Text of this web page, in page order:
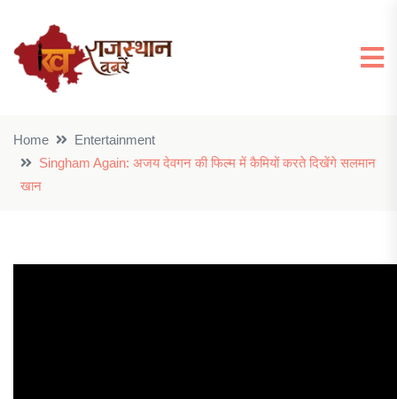
Home
Entertainment
Singham Again: अजय देवगन की फिल्म में कैमियों करते दिखेंगे सलमान
खान